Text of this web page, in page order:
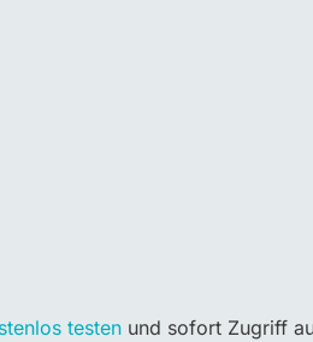
testen und sofort Zugriff